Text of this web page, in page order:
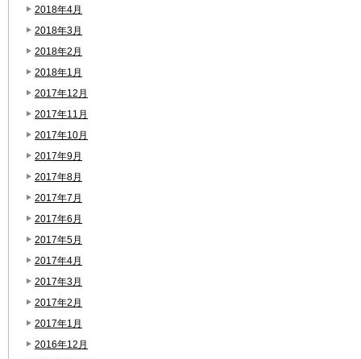
2018年4月
2018年3月
2018年2月
2018年1月
2017年12月
2017年11月
2017年10月
2017年9月
2017年8月
2017年7月
2017年6月
2017年5月
2017年4月
2017年3月
2017年2月
2017年1月
2016年12月